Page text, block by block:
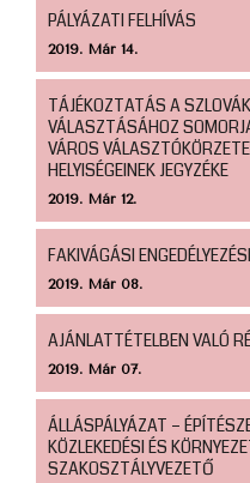
PÁLYÁZATI FELHÍVÁS
2019. Már 14.
TÁJÉKOZTATÁS A
VÁLASZTÁSÁHOZ
VÁROS
HELYISÉGEINEK JEGYZÉKE
2019. Már 12.
FAKIVÁGÁSI
2019. Már 08.
AJÁNLATTÉTELBEN VALÓ
2019. Már 07.
ÁLLÁSPÁLYÁZAT –
KÖZLEKEDÉSI ÉS
SZAKOSZTÁLYVEZETŐ